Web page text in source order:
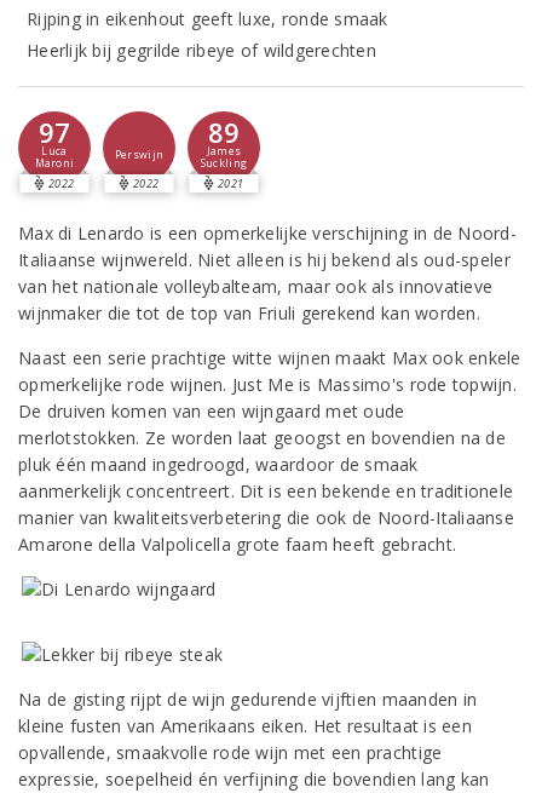
Rijping in eikenhout geeft luxe, ronde smaak
Heerlijk bij gegrilde ribeye of wildgerechten
97
Luca
Maroni
2022
Perswijn
2022
89
James
Suckling
2021
Max di Lenardo is een opmerkelijke verschijning in de Noord-
Italiaanse wijnwereld. Niet alleen is hij bekend als oud-speler
van het nationale volleybalteam, maar ook als innovatieve
wijnmaker die tot de top van Friuli gerekend kan worden.
Naast een serie prachtige witte wijnen maakt Max ook enkele
opmerkelijke rode wijnen. Just Me is Massimo's rode topwijn.
De druiven komen van een wijngaard met oude
merlotstokken. Ze worden laat geoogst en bovendien na de
pluk één maand ingedroogd, waardoor de smaak
aanmerkelijk concentreert. Dit is een bekende en traditionele
manier van kwaliteitsverbetering die ook de Noord-Italiaanse
Amarone della Valpolicella grote faam heeft gebracht.
Na de gisting rijpt de wijn gedurende vijftien maanden in
kleine fusten van Amerikaans eiken. Het resultaat is een
opvallende, smaakvolle rode wijn met een prachtige
expressie, soepelheid én verfijning die bovendien lang kan